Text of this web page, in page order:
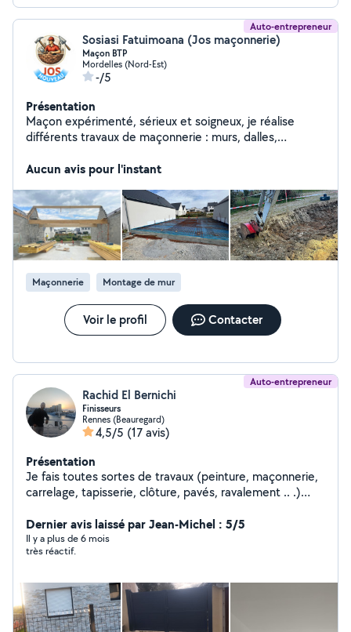
Auto-entrepreneur
Sosiasi Fatuimoana (Jos maçonnerie)
Maçon BTP
Mordelles (Nord-Est)
-/5
Présentation
Maçon expérimenté, sérieux et soigneux, je réalise
différents travaux de maçonnerie : murs, dalles,
œuvre. Je travaille avec sérieux et je veille à laisser un
et vous proposer une solution adaptée à vos travaux.
Aucun avis pour l'instant
Maçonnerie Montage de mur
Voir le profil Contacter
Auto-entrepreneur
Rachid El Bernichi
Finisseurs
Rennes (Beauregard)
4,5/5 (17 avis)
Présentation
Je fais toutes sortes de travaux (peinture, maçonnerie,
carrelage, tapisserie, clôture, pavés, ravalement .. .)
Dernier avis laissé par Jean-Michel : 5/5
Il y a plus de 6 mois
très réactif.